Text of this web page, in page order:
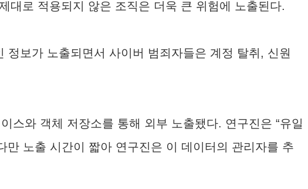
대로 적용되지 않은 조직은 더욱 큰 위험에 노출된다.
정보가 노출되면서 사이버 범죄자들은 계정 탈취, 신원
스와 객체 저장소를 통해 외부 노출됐다. 연구진은 “유일
노출 시간이 짧아 연구진은 이 데이터의 관리자를 추